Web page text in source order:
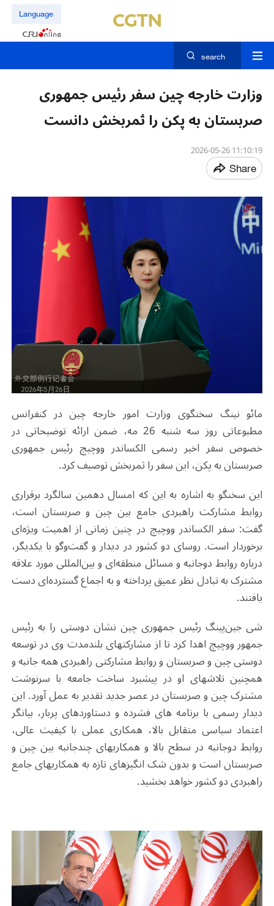
Language
search
وزارت خارجه چین سفر رئیس جمهوری
صربستان به پکن را ثمربخش دانست
11:10:19 2026-05-26
Share
مائو نینگ سخنگوی وزارت امور خارجه چین در کنفرانس
مطبوعاتی روز سه شنبه 26 مه، ضمن ارائه توضیحاتی در
خصوص سفر اخیر رسمی الکساندر ووچیچ رئیس جمهوری
صربستان به پکن، این سفر را ثمربخش توصیف کرد.
این سخنگو به اشاره به این که امسال دهمین سالگرد برقراری
روابط مشارکت راهبردی جامع بین چین و صربستان است،
گفت: سفر الکساندر ووچیچ در چنین زمانی از اهمیت ویژه‌ای
برخوردار است. روسای دو کشور در دیدار و گفت‌وگو با یکدیگر،
درباره روابط دوجانبه و مسائل منطقه‌ای و بین‌المللی مورد علاقه
مشترک به تبادل نظر عمیق پرداخته و به اجماع گسترده‌ای دست
یافتند.
شی جین‌پینگ رئیس جمهوری چین نشان دوستی را به رئیس
جمهور ووچیچ اهدا کرد تا از مشارکتهای بلندمدت وی در توسعه
دوستی چین و صربستان و روابط مشارکتی راهبردی همه جانبه و
همچنین تلاشهای او در پیشبرد ساخت جامعه با سرنوشت
مشترک چین و صربستان در عصر جدید تقدیر به عمل آورد. این
دیدار رسمی با برنامه های فشرده و دستاوردهای پربار، بیانگر
اعتماد سیاسی متقابل بالا، همکاری عملی با کیفیت عالی،
روابط دوجانبه در سطح بالا و همکاریهای چندجانبه بین چین و
صربستان است و بدون شک انگیزهای تازه به همکاریهای جامع
راهبردی دو کشور خواهد بخشید.